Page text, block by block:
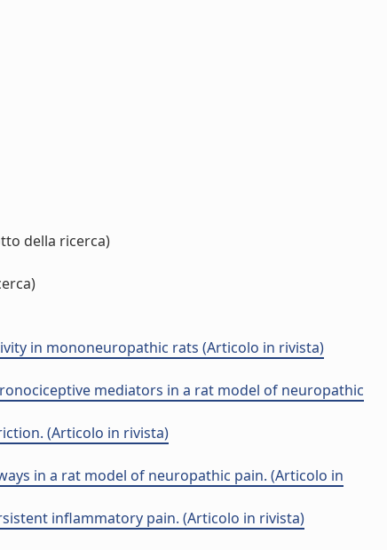
della ricerca)
in mononeuropathic rats (Articolo in rivista)
mediators in a rat model of neuropathic
(Articolo in rivista)
in a rat model of neuropathic pain. (Articolo in
inflammatory pain. (Articolo in rivista)